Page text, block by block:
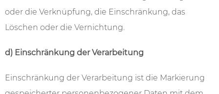
oder die Verknüpfung, die Einschränkung, das
Löschen oder die Vernichtung.
d) Einschränkung der Verarbeitung
Einschränkung der Verarbeitung ist die Markierung